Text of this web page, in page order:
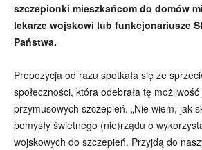
szczepionki mieszkańcom do domów
lekarze wojskowi lub funkcjonariusze
Państwa.
Propozycja od razu spotkała się ze
społeczności, która odebrała tę
przymusowych szczepień. „Nie wiem, jak
pomysły świetnego (nie)rządu o
wojskowych do szczepień. Przyjdą do